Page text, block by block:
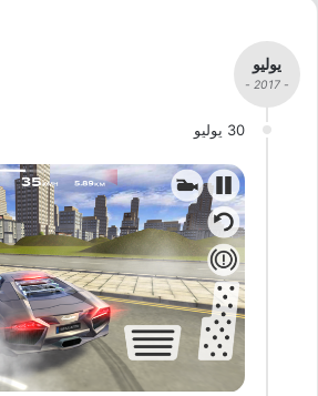
يوليو
- 2017 -
30 يوليو